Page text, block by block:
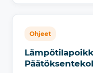
Ohjeet